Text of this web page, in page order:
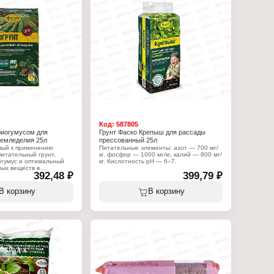
Серия: "Огородник"
Тип товара: Грунт
Вариация: Земля садовая
Состав: торф верховой, торф низинный,
песок, мука известняковая, комплексное
для
25л
к применению
грунт,
и оптимальный
веществ в
форме, необходимых
роста и развития всех
рассады и
392,48 ₽
В корзину
Код:587805
Грунт Фаско Крепыш для рассады
прессованный 25л
Питательные элементы: азот — 700 мг/
кг, фосфор — 1000 мг/кг, калий — 800 мг/
кг. Кислотность pH — 6–7.
Серия: "Крепыш"
Тип товара: Грунт
399,79 ₽
В корзину